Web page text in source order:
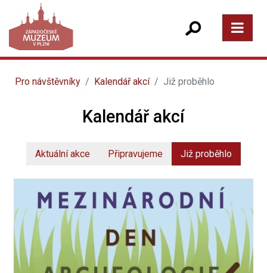
Pro návštěvníky Kalendář akcí Již proběhlo
Kalendář akcí
Aktuální akce Připravujeme Již proběhlo